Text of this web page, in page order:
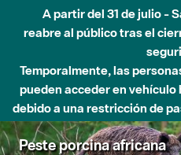
A partir del 31 de julio -
reabre al público tras el
Temporalmente, las
pueden acceder en
debido a una restricción de
Peste porcina africana